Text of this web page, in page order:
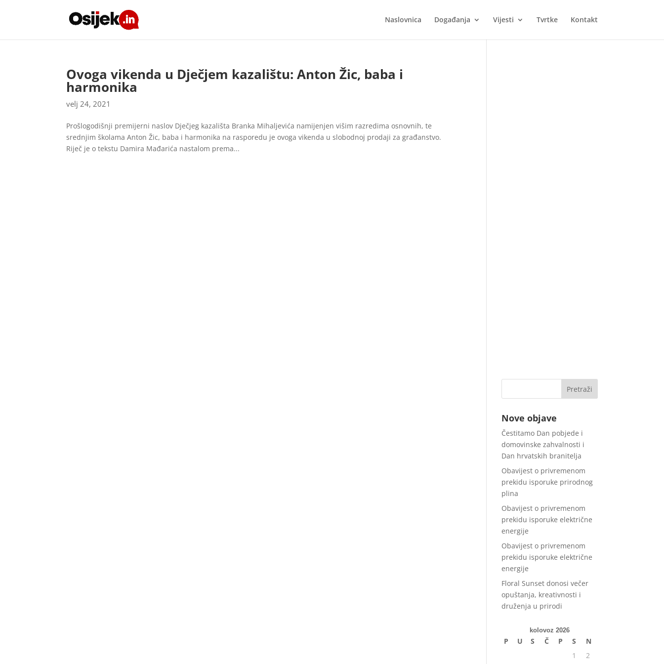
Naslovnica Događanja Vijesti Tvrtke Kontakt
Ovoga vikenda u Dječjem kazalištu: Anton Žic, baba i
harmonika
velj 24, 2021
Prošlogodišnji premijerni naslov Dječjeg kazališta Branka Mihaljevića namijenjen višim razredima osnovnih, te
srednjim školama Anton Žic, baba i harmonika na rasporedu je ovoga vikenda u slobodnoj prodaji za građanstvo.
Riječ je o tekstu Damira Mađarića nastalom prema...
Nove objave
Čestitamo Dan pobjede i
domovinske zahvalnosti i
Dan hrvatskih branitelja
Obavijest o privremenom
prekidu isporuke prirodnog
plina
Obavijest o privremenom
prekidu isporuke električne
energije
Obavijest o privremenom
prekidu isporuke električne
energije
Floral Sunset donosi večer
opuštanja, kreativnosti i
druženja u prirodi
kolovoz 2026
P U S Č P S
N
1
2